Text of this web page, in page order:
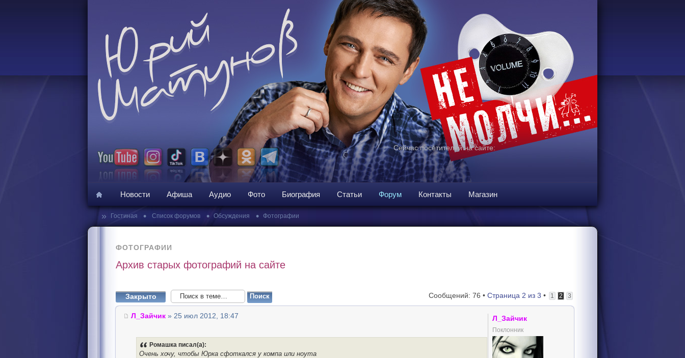
Сейчас посетителей на сайте:
Новости Афиша Аудио Фото Биография Статьи Форум Контакты Магазин
» Гостиная • Список форумов • Обсуждения • Фотографии
ФОТОГРАФИИ
Архив старых фотографий на сайте
Закрыто Сообщений: 76 • Страница 2 из 3 • 1 2 3
Л_Зайчик » 25 июл 2012, 18:47
Ромашка писал(а):
Очень хочу, чтобы Юрка сфоткался у компа или ноута
Л_Зайчик
Поклонник